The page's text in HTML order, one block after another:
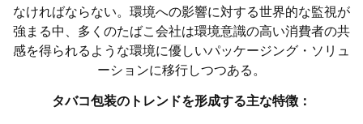
なければならない。環境への影響に対する世界的な監視が
強まる中、多くのたばこ会社は環境意識の高い消費者の共
感を得られるような環境に優しいパッケージング・ソリュ
ーションに移行しつつある。
タバコ包装のトレンドを形成する主な特徴：